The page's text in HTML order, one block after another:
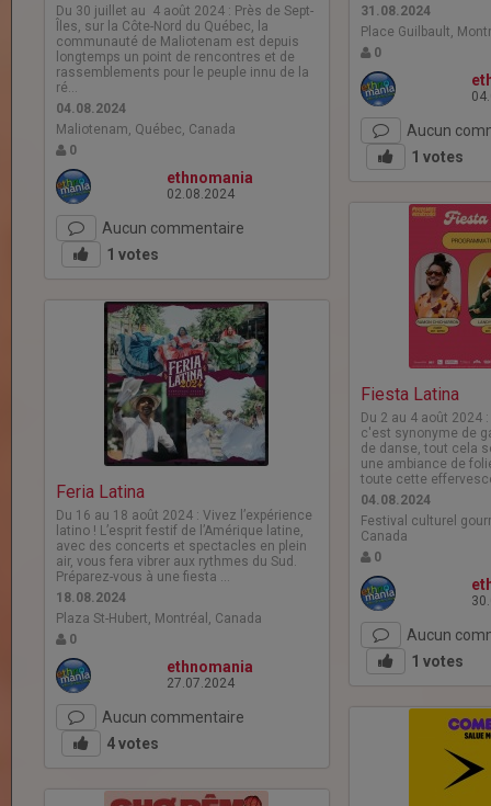
31.08.2024
Place Guilbault,
0
Aucun
1 votes
Du 30 juillet au 4 août 2024 : Près de Sept-
Îles, sur la Côte-Nord du Québec, la
communauté de Maliotenam est depuis
longtemps un point de rencontres et de
rassemblements pour le peuple innu de la
ré…
04.08.2024
Maliotenam, Québec, Canada
0
ethnomania
02.08.2024
Aucun commentaire
1 votes
Fiesta Latina
Du 2 au 4 août 2024
c'est synonyme de
de danse, tout cela
une ambiance de
toute cette
04.08.2024
Festival culturel
Canada
0
Aucun
1 votes
Feria Latina
Du 16 au 18 août 2024 : Vivez l’expérience
latino ! L’esprit festif de l’Amérique latine,
avec des concerts et spectacles en plein
air, vous fera vibrer aux rythmes du Sud.
Préparez-vous à une fiesta …
18.08.2024
Plaza St-Hubert, Montréal, Canada
0
ethnomania
27.07.2024
Aucun commentaire
4votes